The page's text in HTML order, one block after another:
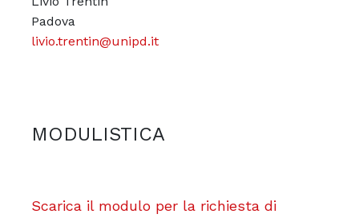
Padova
livio.trentin@unipd.it
MODULISTICA
Scarica il modulo per la richiesta di